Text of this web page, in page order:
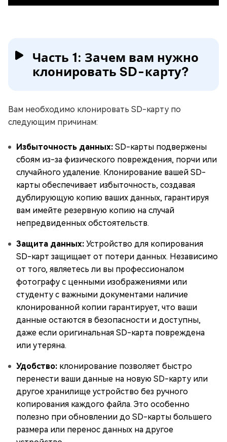
Часть 1: Зачем вам нужно
клонировать SD-карту?
Вам необходимо клонировать SD-карту по
следующим причинам:
Избыточность данных: SD-карты подвержены
сбоям из-за физического повреждения, порчи или
случайного удаление. Клонирование вашей SD-
карты обеспечивает избыточность, создавая
дублирующую копию ваших данных, гарантируя
вам имейте резервную копию на случай
непредвиденных обстоятельств.
Защита данных: Устройство для копирования
SD-карт защищает от потери данных. Независимо
от того, являетесь ли вы профессионалом
фотографу с ценными изображениями или
студенту с важными документами наличие
клонированной копии гарантирует, что ваши
данные остаются в безопасности и доступны,
даже если оригинальная SD-карта повреждена
или утеряна.
Удобство: клонирование позволяет быстро
перенести ваши данные на новую SD-карту или
другое хранилище устройство без ручного
копирования каждого файла. Это особенно
полезно при обновлении до SD-карты большего
размера или перенос данных на другое